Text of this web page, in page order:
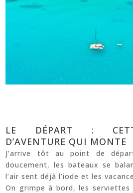
LE DÉPART :
D’AVENTURE QUI MONTE
J’arrive tôt au point de
doucement, les bateaux se
l’air sent déjà l’iode et les
On grimpe à bord, les serviettes